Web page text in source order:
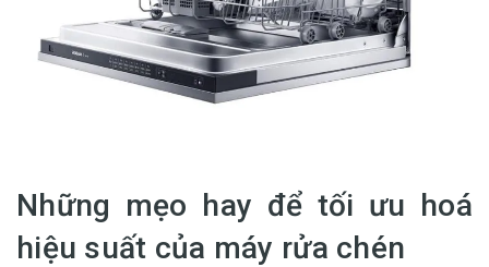
Những mẹo hay để tối ưu hoá
hiệu suất của máy rửa chén